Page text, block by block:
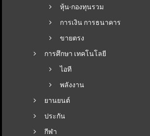
หุ้น-กองทุนรวม
การเงิน การธนาคาร
ขายตรง
การศึกษา เทคโนโลยี
ไอที
พลังงาน
ยานยนต์
ประกัน
กีฬา